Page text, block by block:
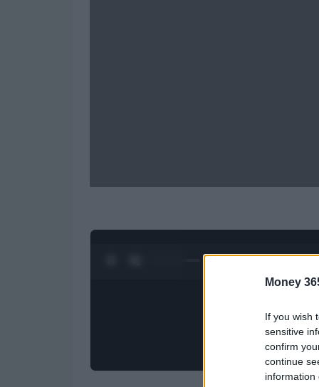
Money
If you wish
sensitive
confirm
continue
information